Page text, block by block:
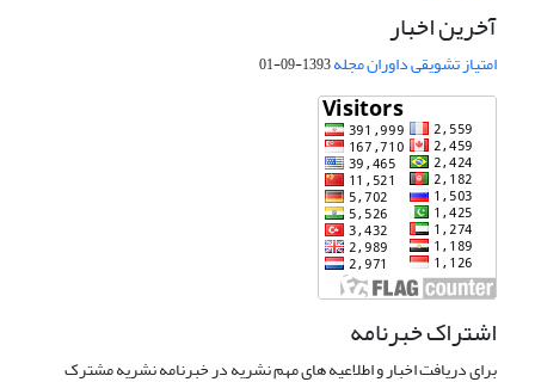
آخرین اخبار
امتیاز تشویقی داوران مجله1393-09-01
اشتراک خبرنامه
برای دریافت اخبار و اطلاعیه های مهم نشریه در خبرنامه نشریه مشترک